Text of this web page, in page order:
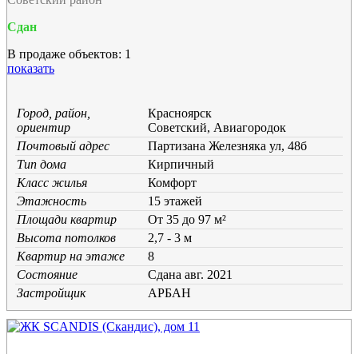
Сдан
В продаже объектов: 1
показать
Город, район,
ориентир
Красноярск
Советский, Авиагородок
Почтовый адрес
Партизана Железняка ул, 48б
Тип дома
Кирпичный
Класс жилья
Комфорт
Этажность
15 этажей
Площади квартир
От 35 до 97 м²
Высота потолков
2,7 - 3 м
Квартир на этаже
8
Состояние
Cдана авг. 2021
Застройщик
АРБАН